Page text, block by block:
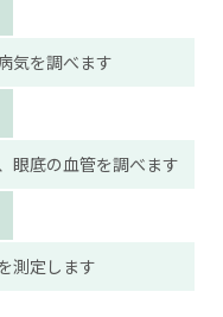
気を調べます
眼底の血管を調べます
測定します